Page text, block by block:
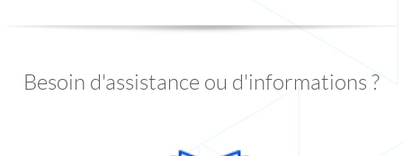
Besoin d'assistance ou d'informations ?